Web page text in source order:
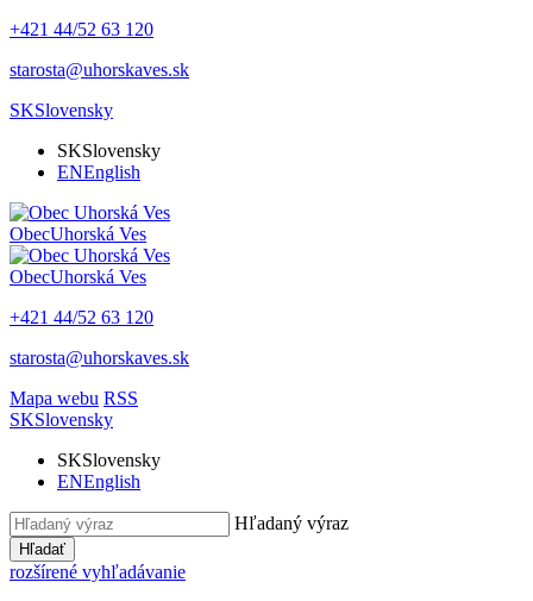
+421 44/52 63 120
starosta@uhorskaves.sk
SKSlovensky
SKSlovensky
ENEnglish
ObecUhorská Ves
ObecUhorská Ves
+421 44/52 63 120
starosta@uhorskaves.sk
Mapa webu RSS
SKSlovensky
SKSlovensky
ENEnglish
Hľadaný výraz
Hľadať
rozšírené vyhľadávanie